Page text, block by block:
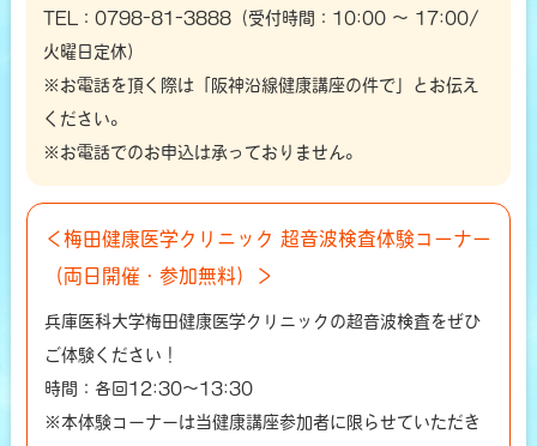
TEL：0798-81-3888（受付時間：10:00 ～ 17:00/
火曜日定休）
※お電話を頂く際は「阪神沿線健康講座の件で」とお伝え
ください。
※お電話でのお申込は承っておりません。
＜梅田健康医学クリニック 超音波検査体験コーナー
（両日開催・参加無料）＞
兵庫医科大学梅田健康医学クリニックの超音波検査をぜひ
ご体験ください！
時間：各回12:30～13:30
※本体験コーナーは当健康講座参加者に限らせていただき